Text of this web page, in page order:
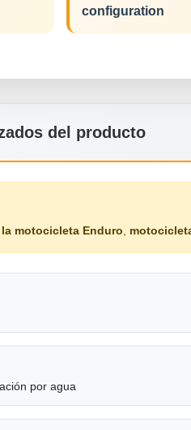
configuration
del producto
motocicleta Enduro,
por agua